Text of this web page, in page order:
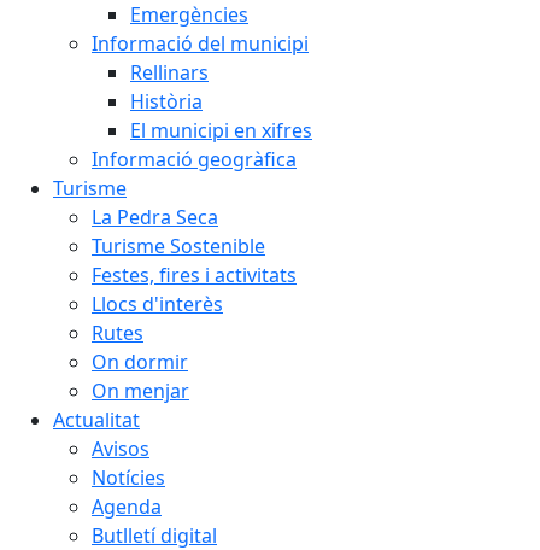
Emergències
Informació del municipi
Rellinars
Història
El municipi en xifres
Informació geogràfica
Turisme
La Pedra Seca
Turisme Sostenible
Festes, fires i activitats
Llocs d'interès
Rutes
On dormir
On menjar
Actualitat
Avisos
Notícies
Agenda
Butlletí digital